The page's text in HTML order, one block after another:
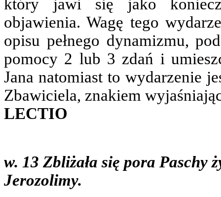
który jawi się jako
objawienia. Wagę tego
opisu pełnego dynamizmu,
pomocy 2 lub 3 zdań i
Jana natomiast to wydarzenie
Zbawiciela, znakiem
LECTIO
w. 13 Zbliżała się pora Paschy
Jerozolimy.